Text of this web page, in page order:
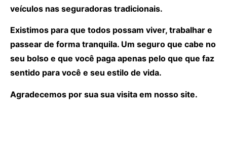
veículos nas seguradoras tradicionais.
Existimos para que todos possam viver, trabalhar e
passear de forma tranquila. Um seguro que cabe no
seu bolso e que você paga apenas pelo que que faz
sentido para você e seu estilo de vida.
Agradecemos por sua sua visita em nosso site.